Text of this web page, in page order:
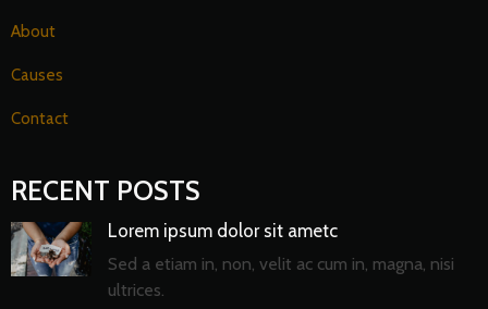
About
Causes
Contact
RECENT POSTS
Lorem ipsum dolor sit ametc
Sed a etiam in, non, velit ac cum in, magna, nisi
ultrices.